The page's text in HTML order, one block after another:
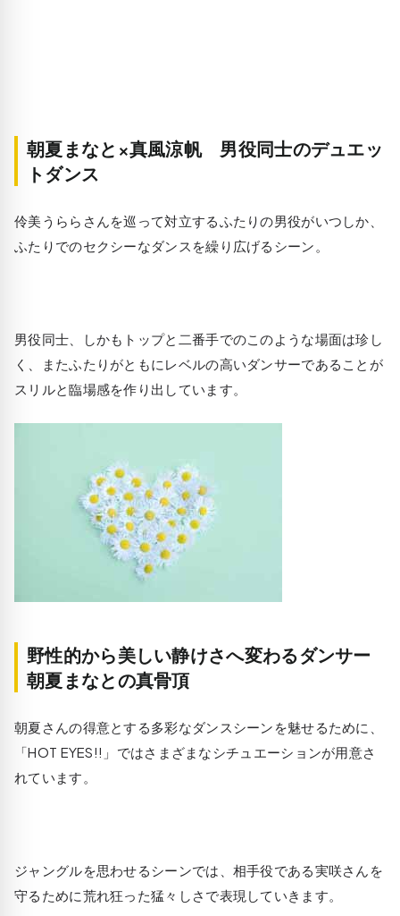
朝夏まなと×真風涼帆 男役同士のデュエッ
トダンス
伶美うららさんを巡って対立するふたりの男役がいつしか、
ふたりでのセクシーなダンスを繰り広げるシーン。
男役同士、しかもトップと二番手でのこのような場面は珍し
く、またふたりがともにレベルの高いダンサーであることが
スリルと臨場感を作り出しています。
野性的から美しい静けさへ変わるダンサー
朝夏まなとの真骨頂
朝夏さんの得意とする多彩なダンスシーンを魅せるために、
「HOT EYES!!」ではさまざまなシチュエーションが用意さ
れています。
ジャングルを思わせるシーンでは、相手役である実咲さんを
守るために荒れ狂った猛々しさで表現していきます。